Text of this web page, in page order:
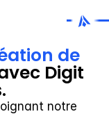
de
Digit
notre